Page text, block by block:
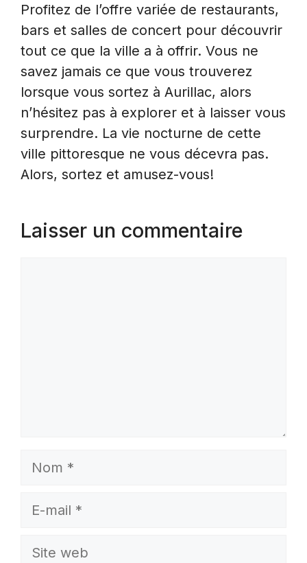
Profitez de l’offre variée de restaurants,
bars et salles de concert pour découvrir
tout ce que la ville a à offrir. Vous ne
savez jamais ce que vous trouverez
lorsque vous sortez à Aurillac, alors
n’hésitez pas à explorer et à laisser vous
surprendre. La vie nocturne de cette
ville pittoresque ne vous décevra pas.
Alors, sortez et amusez-vous!
Laisser un commentaire
Nom
E-
Site